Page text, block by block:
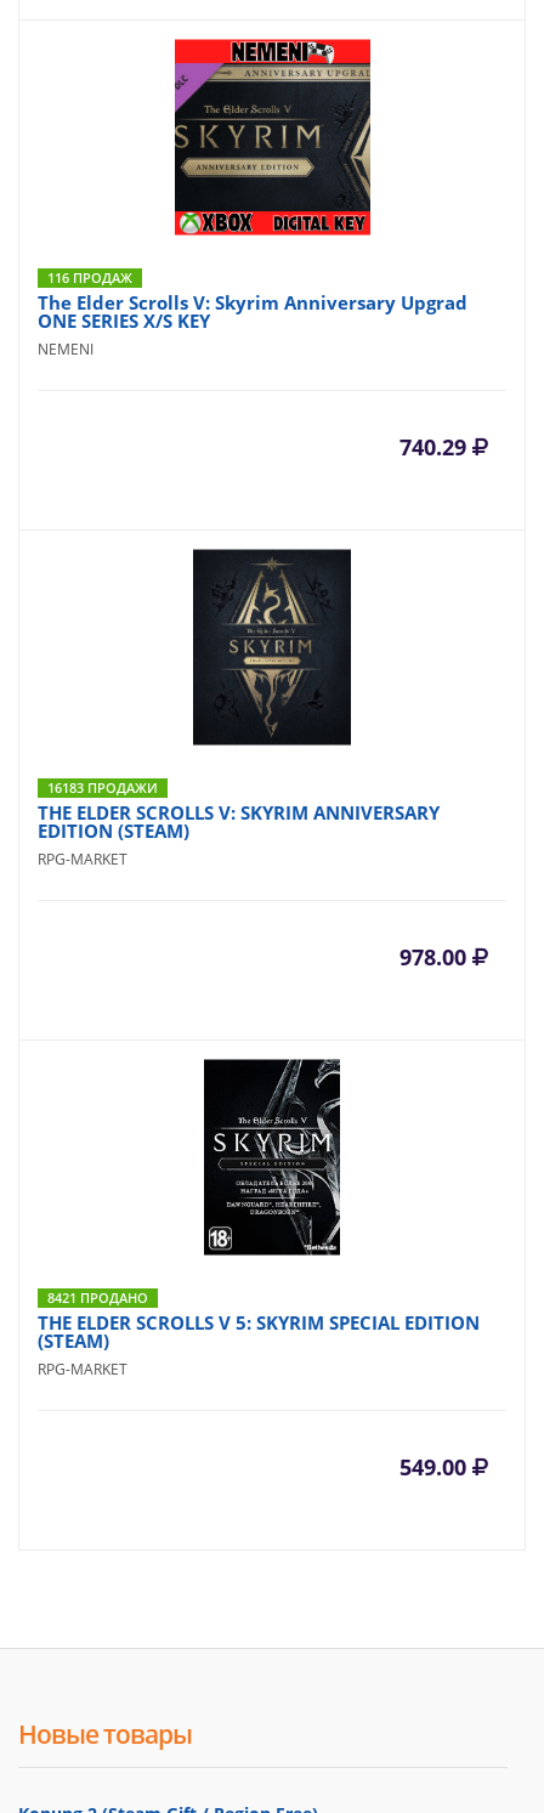
116 ПРОДАЖ
The Elder Scrolls V: Skyrim Anniversary Upgrad
ONE SERIES X/S KEY
NEMENI
740.29
16183 ПРОДАЖИ
THE ELDER SCROLLS V: SKYRIM ANNIVERSARY
EDITION (STEAM)
RPG-MARKET
978.00
8421 ПРОДАНО
THE ELDER SCROLLS V 5: SKYRIM SPECIAL EDITION
(STEAM)
RPG-MARKET
549.00
Новые товары